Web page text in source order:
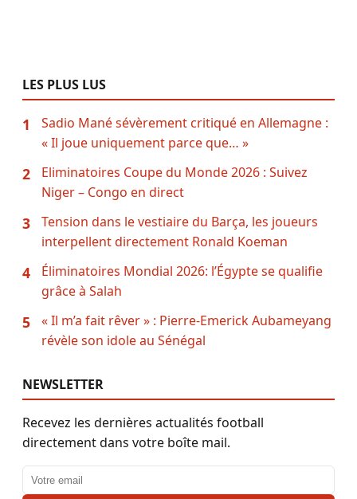
LES PLUS LUS
1
Sadio Mané sévèrement critiqué en Allemagne :
« Il joue uniquement parce que… »
2
Eliminatoires Coupe du Monde 2026 : Suivez
Niger – Congo en direct
3
Tension dans le vestiaire du Barça, les joueurs
interpellent directement Ronald Koeman
4
Éliminatoires Mondial 2026: l’Égypte se qualifie
grâce à Salah
5
« Il m’a fait rêver » : Pierre-Emerick Aubameyang
révèle son idole au Sénégal
NEWSLETTER
Recevez les dernières actualités football
directement dans votre boîte mail.
Adresse email